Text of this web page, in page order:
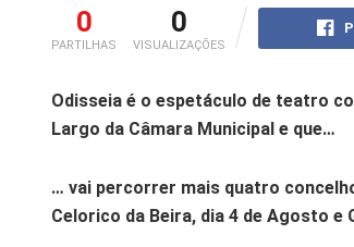
0
PARTILHAS
0
VISUALIZAÇÕES
Odisseia é o espetáculo de teatro
Largo da Câmara Municipal e que…
… vai percorrer mais quatro
Celorico da Beira, dia 4 de Agosto e